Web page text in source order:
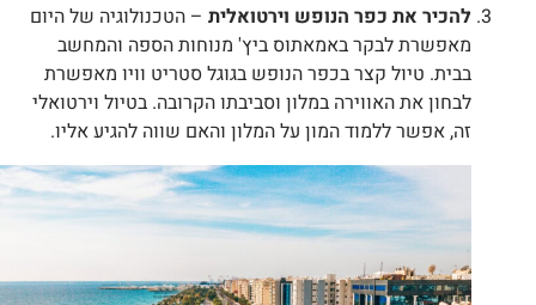
להכיר את כפר הנופש וירטואלית– הטכנולוגיה של היום
מאפשרת לבקר באמאתוס ביץ' מנוחות הספה והמחשב
בבית. טיול קצר בכפר הנופש בגוגל סטריט וויו מאפשרת
לבחון את האווירה במלון וסביבתו הקרובה. בטיול וירטואלי
זה, אפשר ללמוד המון על המלון והאם שווה להגיע אליו.